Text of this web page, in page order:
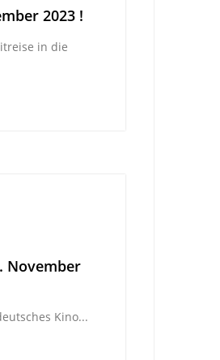
2023 !
in die
November
Kino...